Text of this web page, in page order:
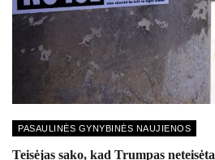
PASAULINĖS GYNYBINĖS NAUJIENOS
Teisėjas sako, kad Trumpas